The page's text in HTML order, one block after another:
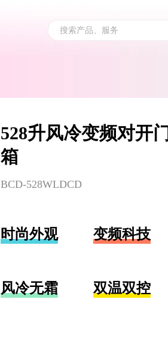
搜索产品、服务
528升风冷变频对开
箱
BCD-528WLDCD
时尚外观 变频科技
风冷无霜 双温双控